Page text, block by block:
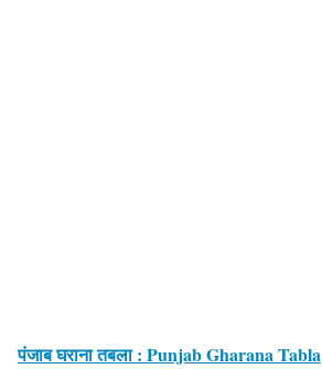
पंजाब घराना तबला : Punjab Gharana Tabla